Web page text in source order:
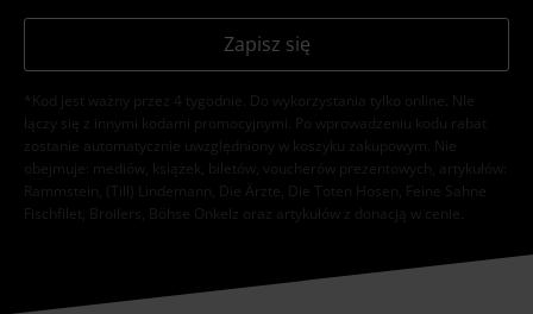
Zapisz się
*Kod jest ważny przez 4 tygodnie. Do wykorzystania tylko online. NIe
łączy się z innymi kodami promocyjnymi. Po wprowadzeniu kodu rabat
zostanie automatycznie uwzględniony w koszyku zakupowym. Nie
obejmuje: mediów, książek, biletów, voucherów prezentowych, artykułów:
Rammstein, (Till) Lindemann, Die Ärzte, Die Toten Hosen, Feine Sahne
Fischfilet, Broilers, Böhse Onkelz oraz artykułów z donacją w cenie.